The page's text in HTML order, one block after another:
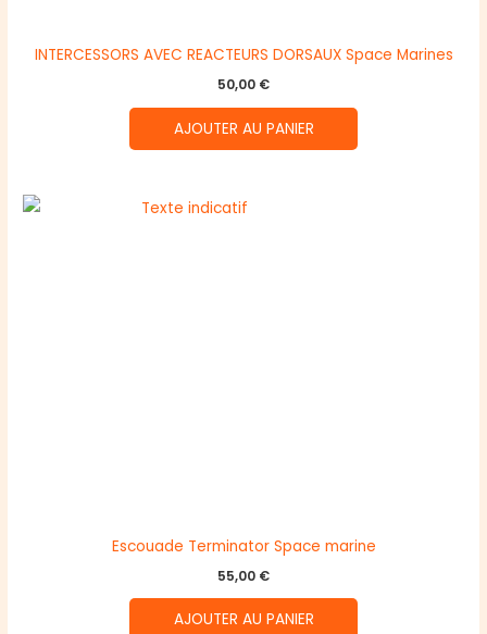
INTERCESSORS AVEC REACTEURS DORSAUX Space Marines
50,00 €
AJOUTER AU PANIER
Escouade Terminator Space marine
55,00 €
AJOUTER AU PANIER